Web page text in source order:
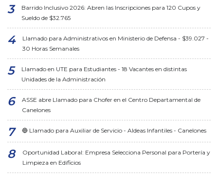
Barrido Inclusivo 2026: Abren las Inscripciones para 120 Cupos y
Sueldo de $32.765
Llamado para Administrativos en Ministerio de Defensa - $39.027 -
30 Horas Semanales
Llamado en UTE para Estudiantes - 18 Vacantes en distintas
Unidades de la Administración
ASSE abre Llamado para Chofer en el Centro Departamental de
Canelones
🔵 Llamado para Auxiliar de Servicio - Aldeas Infantiles - Canelones
Oportunidad Laboral: Empresa Selecciona Personal para Portería y
Limpieza en Edificios